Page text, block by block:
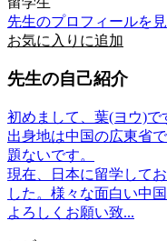
先生のプロフィールを
お気に入りに追加
先生の自己紹介
初めまして、葉(ヨウ)で
出身地は中国の広東省
題ないです。
現在、日本に留学して
した。様々な面白い中
よろしくお願い致...